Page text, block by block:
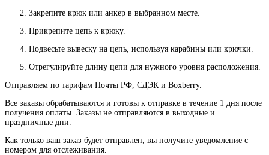
Закрепите крюк или анкер в выбранном месте.
Прикрепите цепь к крюку.
Подвесьте вывеску на цепь, используя карабины или крючки.
Отрегулируйте длину цепи для нужного уровня расположения.
Отправляем по тарифам Почты РФ, СДЭК и Boxberry.
Все заказы обрабатываются и готовы к отправке в течение 1 дня после
получения оплаты Заказы не отправляются в выходные и
праздничные дни
Как только ваш заказ будет отправлен вы получите уведомление с
номером для отслеживания